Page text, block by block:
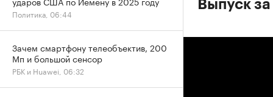
Выпуск
Политика, 06:44
Зачем смартфону телеобъектив, 200
Мп и большой сенсор
РБК и Huawei, 06:32